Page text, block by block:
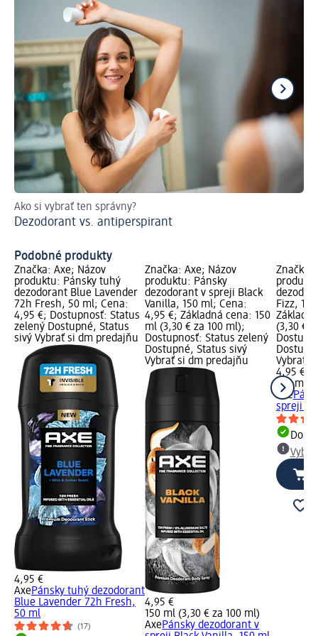
Ako si vybrať ten správny?
Dezodorant vs. antiperspirant
Podobné produkty
Značka: Axe; Názov
produktu: Pánsky tuhý
dezodorant Blue Lavender
72h Fresh, 50 ml; Cena:
4,95 €; Dostupnosť: Status
zelený Dostupné, Status
sivý Vybrať si dm predajňu
4,95 €
AxePánsky tuhý dezodorant
Blue Lavender 72h Fresh,
50 ml
(17)
Značka: Axe; Názov
produktu: Pánsky
dezodorant v spreji Black
Vanilla, 150 ml; Cena:
4,95 €; Základná cena: 150
ml (3,30 € za 100 ml);
Dostupnosť: Status zelený
Dostupné, Status sivý
Vybrať si dm predajňu
4,95 €
150 ml (3,30 € za 100 ml)
AxePánsky dezodorant v
Značka:
Fizz,
(3,30 €
Vybrať
4,95 €
150 ml
Axe
spreji